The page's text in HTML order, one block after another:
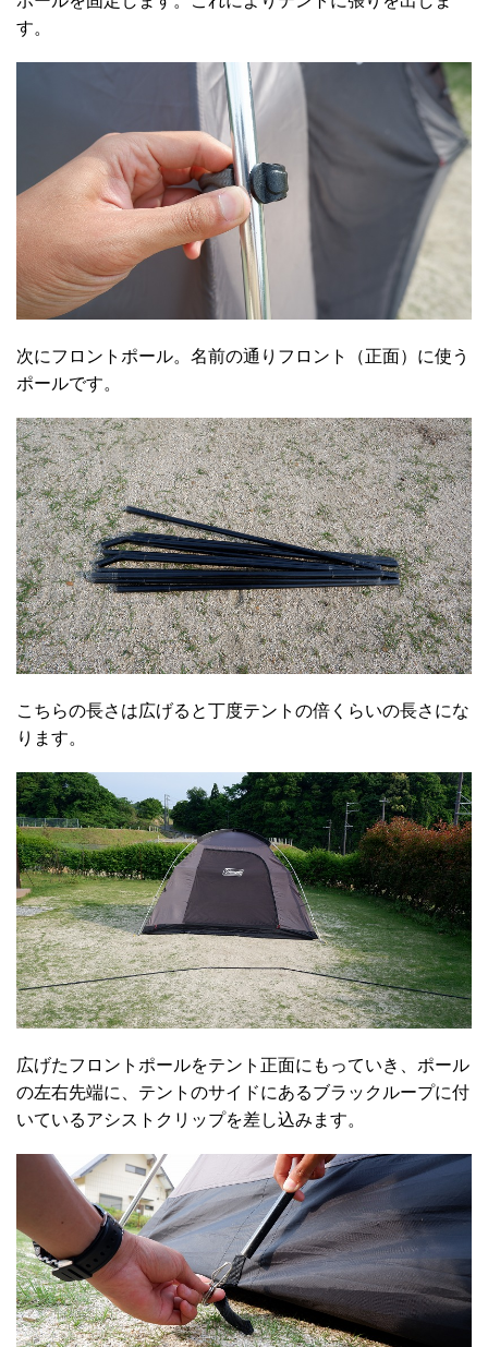
す。
次にフロントポール。名前の通りフロント（正面）に使う
ポールです。
こちらの長さは広げると丁度テントの倍くらいの長さにな
ります。
広げたフロントポールをテント正面にもっていき、ポール
の左右先端に、テントのサイドにあるブラックループに付
いているアシストクリップを差し込みます。